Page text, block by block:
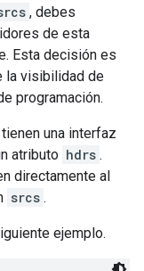
, debes
de esta
Esta decisión es
la visibilidad de
programación.
una interfaz
atributo hdrs .
directamente al
srcs .
ejemplo.